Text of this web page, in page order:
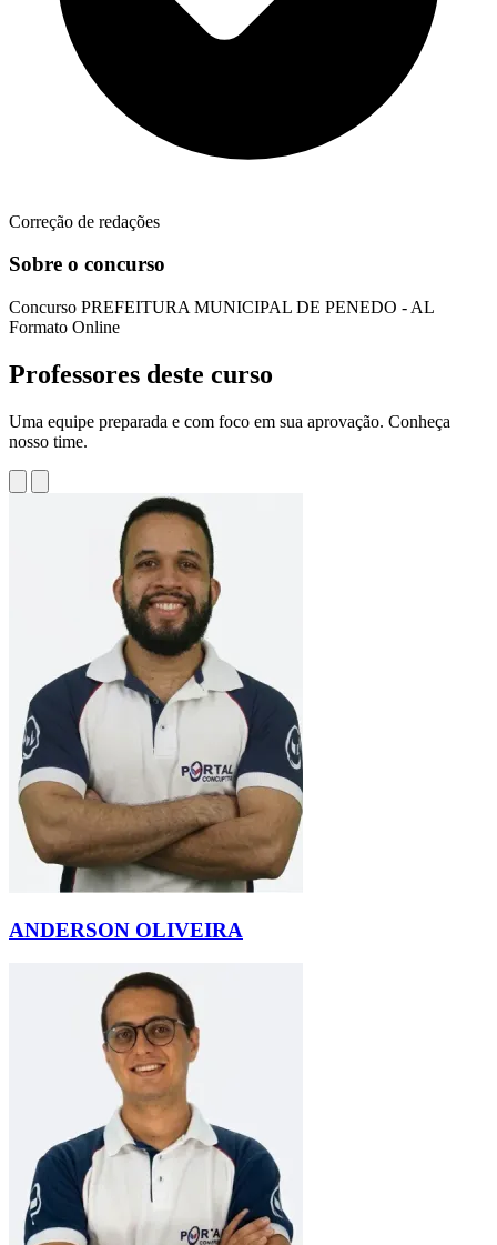
Correção de redações
Sobre o concurso
Concurso PREFEITURA MUNICIPAL DE PENEDO - AL
Formato Online
Professores deste curso
Uma equipe preparada e com foco em sua aprovação. Conheça
nosso time.
ANDERSON OLIVEIRA